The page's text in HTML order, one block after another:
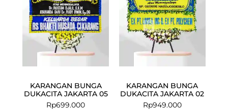
KARANGAN BUNGA
DUKACITA JAKARTA 05
Rp699.000
KARANGAN BUNGA
DUKACITA JAKARTA 02
Rp949.000